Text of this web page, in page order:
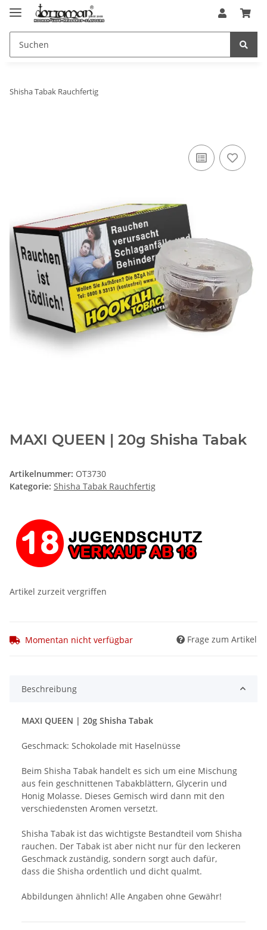
Shisha Tabak Rauchfertig
MAXI QUEEN | 20g Shisha Tabak
Artikelnummer: OT3730
Kategorie: Shisha Tabak Rauchfertig
Artikel zurzeit vergriffen
Momentan nicht verfügbar Frage zum Artikel
Beschreibung
MAXI QUEEN | 20g Shisha Tabak
Geschmack: Schokolade mit Haselnüsse
Beim Shisha Tabak handelt es sich um eine Mischung
aus fein geschnittenen Tabakblättern, Glycerin und
Honig Molasse. Dieses Gemisch wird dann mit den
verschiedensten Aromen versetzt.
Shisha Tabak ist das wichtigste Bestandteil vom Shisha
rauchen. Der Tabak ist aber nicht nur für den leckeren
Geschmack zuständig, sondern sorgt auch dafür,
dass die Shisha ordentlich und dicht qualmt.
Abbildungen ähnlich! Alle Angaben ohne Gewähr!